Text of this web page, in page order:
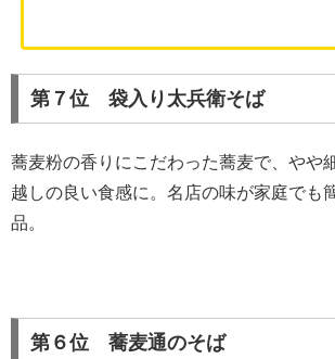
第７位 袋入り太兵衛そば
蕎麦粉の香りにこだわった蕎麦で、やや
越しの良い食感に。名店の味が家庭でも
品。
第６位 蕎麦通のそば